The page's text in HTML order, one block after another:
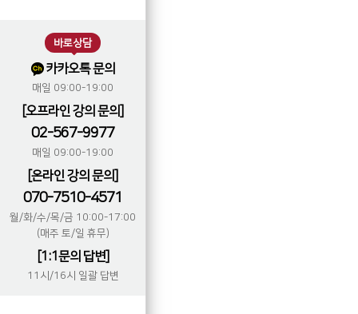
바로상담
카카오톡 문의
매일 09:00-19:00
[오프라인 강의 문의]
02-567-9977
매일 09:00-19:00
[온라인 강의 문의]
070-7510-4571
월/화/수/목/금 10:00-17:00
(매주 토/일 휴무)
[1:1문의 답변]
11시/16시 일괄 답변